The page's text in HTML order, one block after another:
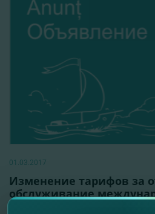
01.03.2017
Изменение тарифов за
обслуживание
карт